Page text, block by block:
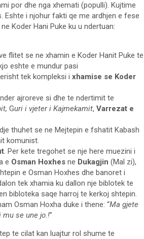
por dhe nga xhemati (populli). Kujtime
Eshte i njohur fakti qe me ardhjen e fese
Koder Hani Puke ku u ndertuan:
flitet se ne xhamin e Koder Hanit Puke te
eshte e mundur pasi
tek kompleksi i xhamise se Koder
ajroreve si dhe te ndertimit te
Guri i vjeter i Kajmekamit, Varrezat e
thuhet se ne Mejtepin e fshatit Kabash
komunist.
. Per kete tregohet se nje here muezini i
e Osman Hoxhes ne Dukagjin (Mal zi),
e Osman Hoxhes dhe banoret i
tek xhamia ku dallon nje biblotek te
bibloteka saqe harroj te kerkoj shtepin.
Osman Hoxha duke i thene: “Ma gjete
mu se une jo.!”
te cilat kan luajtur rol shume te